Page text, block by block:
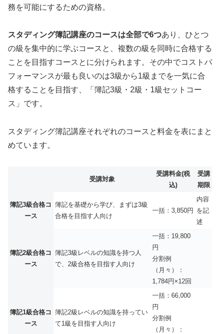
務を可能にするための資格。
スタディング簿記講座のコースは全部で6つあり、ひとつ
の級を集中的に学ぶコースと、複数の級を同時に合格する
ことを目指すコースとに分けられます。その中でコストパ
フォーマンスが最も良いのは3級から1級までを一気に合
格することを目指す、「簿記3級・2級・1級セットコー
ス」です。
スタディング簿記講座それぞれのコースと料金を表にまと
めています。
受講対象
受講料金(税
込)
受講
期限
簿記3級合格コ
ース
簿記を基礎から学び、まずは3級
合格を目指す人向け
一括：3,850円
内容
を記
述
簿記2級合格コ
ース
簿記3級レベルの知識を持つ人
で、2級合格を目指す人向け
一括：19,800
円
分割例
（月々）：
1,784円×12回
簿記1級合格コ
ース
簿記2級レベルの知識を持ってい
て1級を目指す人向け
一括：66,000
円
分割例
（月々）：